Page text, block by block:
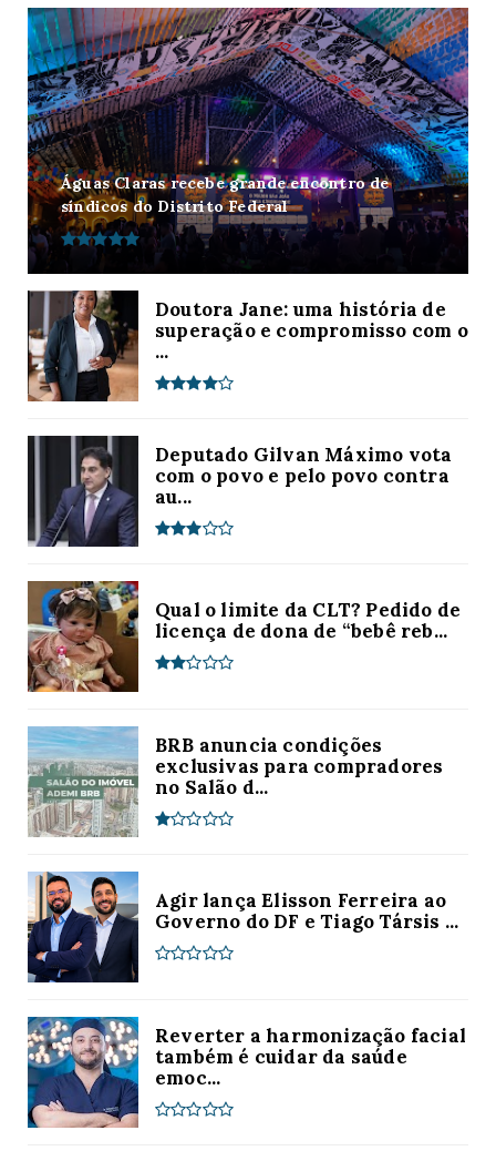
Águas Claras recebe grande encontro de
síndicos do Distrito Federal
Doutora Jane: uma história de
superação e compromisso com o
...
Deputado Gilvan Máximo vota
com o povo e pelo povo contra
au...
Qual o limite da CLT? Pedido de
licença de dona de “bebê reb...
BRB anuncia condições
exclusivas para compradores
no Salão d...
Agir lança Elisson Ferreira ao
Governo do DF e Tiago Társis ...
Reverter a harmonização facial
também é cuidar da saúde
emoc...